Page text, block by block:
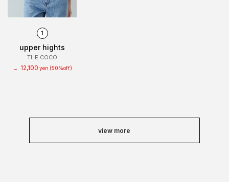
1
upper hights
THE COCO
→ 12,100 yen (50%off)
view more